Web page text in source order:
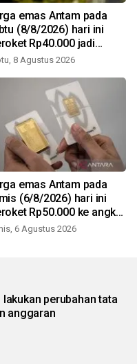
emas Antam pada
(8/8/2026) hari ini
Rp40.000 jadi
juta/gr
8 Agustus 2026
emas Antam pada
(6/8/2026) hari ini
Rp50.000 ke angka
juta/gr
6 Agustus 2026
perubahan tata
anggaran